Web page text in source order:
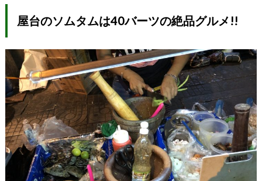
屋台のソムタムは40バーツの絶品グルメ!!